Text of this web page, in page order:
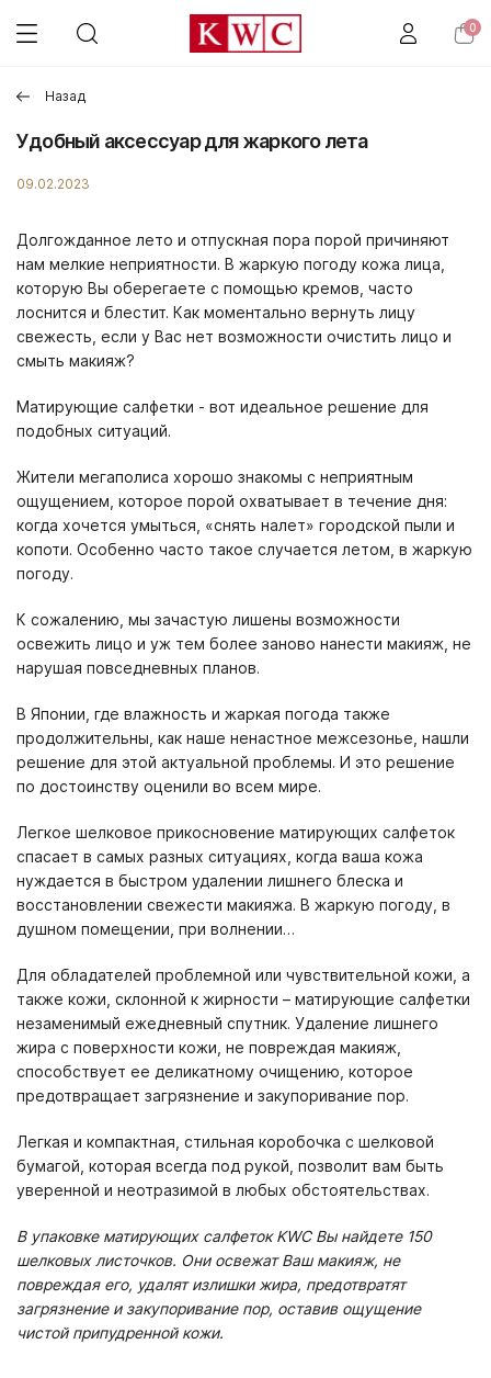
0
Назад
Удобный аксессуар для жаркого лета
09.02.2023
Долгожданное лето и отпускная пора порой причиняют
нам мелкие неприятности. В жаркую погоду кожа лица,
которую Вы оберегаете с помощью кремов, часто
лоснится и блестит. Как моментально вернуть лицу
свежесть, если у Вас нет возможности очистить лицо и
смыть макияж?
Матирующие салфетки - вот идеальное решение для
подобных ситуаций.
Жители мегаполиса хорошо знакомы с неприятным
ощущением, которое порой охватывает в течение дня:
когда хочется умыться, «снять налет» городской пыли и
копоти. Особенно часто такое случается летом, в жаркую
погоду.
К сожалению, мы зачастую лишены возможности
освежить лицо и уж тем более заново нанести макияж, не
нарушая повседневных планов.
В Японии, где влажность и жаркая погода также
продолжительны, как наше ненастное межсезонье, нашли
решение для этой актуальной проблемы. И это решение
по достоинству оценили во всем мире.
Легкое шелковое прикосновение матирующих салфеток
спасает в самых разных ситуациях, когда ваша кожа
нуждается в быстром удалении лишнего блеска и
восстановлении свежести макияжа. В жаркую погоду, в
душном помещении, при волнении…
Для обладателей проблемной или чувствительной кожи, а
также кожи, склонной к жирности – матирующие салфетки
незаменимый ежедневный спутник. Удаление лишнего
жира с поверхности кожи, не повреждая макияж,
способствует ее деликатному очищению, которое
предотвращает загрязнение и закупоривание пор.
Легкая и компактная, стильная коробочка с шелковой
бумагой, которая всегда под рукой, позволит вам быть
уверенной и неотразимой в любых обстоятельствах.
В упаковке матирующих салфеток KWC Вы найдете 150
шелковых листочков. Они освежат Ваш макияж, не
повреждая его, удалят излишки жира, предотвратят
загрязнение и закупоривание пор, оставив ощущение
чистой припудренной кожи.